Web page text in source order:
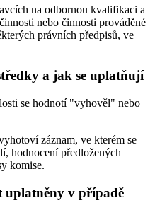
na odbornou kvalifikaci a
nebo činnosti prováděné
právních předpisů, ve
a jak se uplatňují
se hodnotí "vyhověl" nebo
záznam, ve kterém se
hodnocení předložených
komise.
uplatněny v případě